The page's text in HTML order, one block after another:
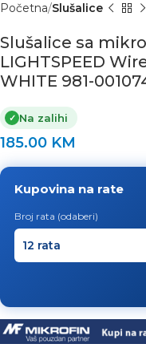
Početna Slušalice
Slušalice sa
LIGHTSPEED
WHITE 981-
✓ Na zalihi
185.00 KM
Kupovina na rate
Broj rata (odaberi)